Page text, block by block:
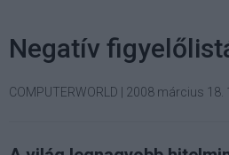
Negatív
COMPUTERWORLD 2008 március 18.